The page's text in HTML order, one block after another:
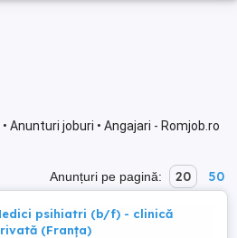
Anunturi joburi • Angajari - Romjob.ro
Anunțuri pe pagină: 20 50
psihiatri (b/f) - clinică
(Franța)